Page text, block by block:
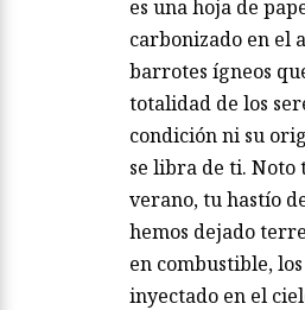
es una hoja de
carbonizado en el
barrotes ígneos
totalidad de los
condición ni su
se libra de ti. Noto
verano, tu hastío
hemos dejado
en combustible,
inyectado en el